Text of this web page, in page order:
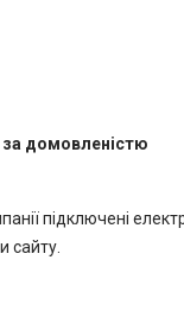
за домовленістю
підключені
сайту.